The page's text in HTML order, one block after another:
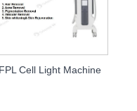
FPL Cell Light Machine